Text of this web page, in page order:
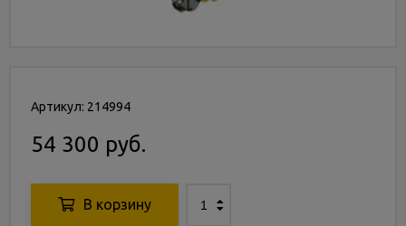
Артикул: 214994
54 300 руб.
В корзину